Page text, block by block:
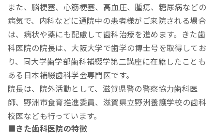
また、脳梗塞、心筋梗塞、高血圧、腫瘍、糖尿病などの
病気で、内科などに通院中の患者様がご来院される場合
は、病状や薬にも配慮して歯科治療を進めます。きた歯
科医院の院長は、大阪大学で歯学の博士号を取得してお
り、同大学歯学部歯科補綴学第二講座に在籍したことも
ある日本補綴歯科学会専門医です。
院長は、院外活動として、滋賀県警の警察協⼒歯科医
師、野洲市⾷育推進委員、滋賀県⽴野洲養護学校の歯科
校医なども行っています。
■きた歯科医院の特徴